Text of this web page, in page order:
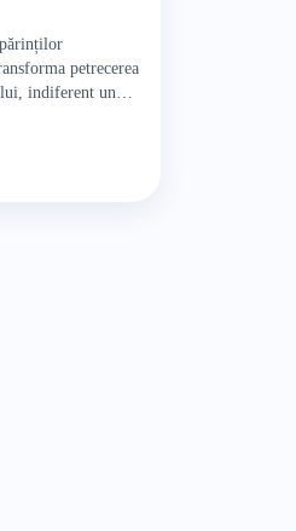
petrecerea
indiferent unde
–…